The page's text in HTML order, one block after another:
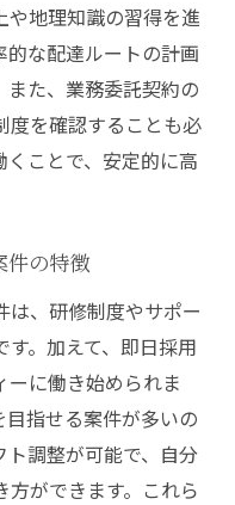
や地理知識の習得を進
な配達ルートの計画
た、業務委託契約の
度を確認することも必
ことで、安定的に高
件の特徴
は、研修制度やサポー
す。加えて、即日採用
に働き始められま
指せる案件が多いの
調整が可能で、自分
ができます。これら